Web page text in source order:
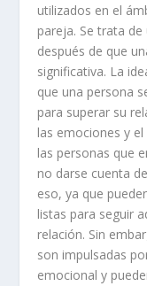
utilizados en el
pareja. Se trata
después de que
significativa. La
que una persona
para superar su
las emociones y
las personas que
no darse cuenta
eso, ya que
listas para seguir
relación. Sin
son impulsadas
emocional y